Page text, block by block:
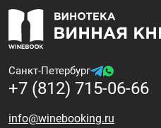
Санкт-Петербург
+7 (812) 715-06-66
info@winebooking.ru